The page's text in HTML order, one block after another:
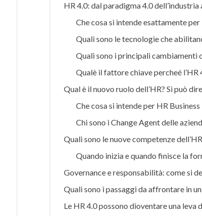
HR 4.0: dal paradigma 4.0
Che cosa si intende esattamente per
Quali sono le tecnologie che
Quali sono i principali cambiamenti
Qualè il fattore chiave percheé
Qual è il nuovo ruolo dell’HR? Si può
Che cosa si intende per HR
Chi sono i Change Agent delle
Quali sono le nuove competenze
Quando inizia e quando finisce la
Governance e responsabilità: come si
Quali sono i passaggi da affrontare in
Le HR 4.0 possono dioventare una